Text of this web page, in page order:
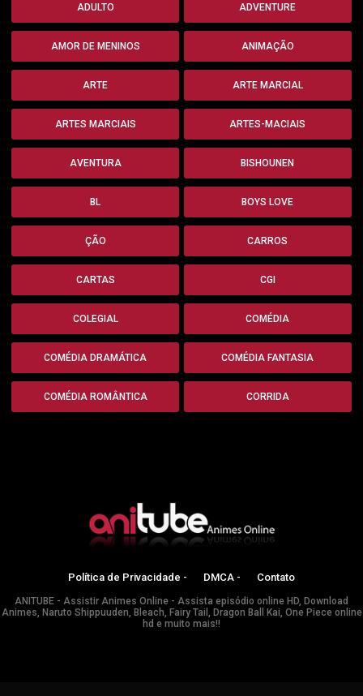
ADULTO ADVENTURE
AMOR DE MENINOS ANIMAÇÃO
ARTE ARTE MARCIAL
ARTES MARCIAIS ARTES-MACIAIS
AVENTURA BISHOUNEN
BL BOYS LOVE
ÇÃO CARROS
CARTAS CGI
COLEGIAL COMÉDIA
COMÉDIA DRAMÁTICA COMÉDIA FANTASIA
COMÉDIA ROMÂNTICA CORRIDA
Política de Privacidade - DMCA - Contato
ANITUBE - Assistir Animes Online - Assista episódio online HD, Download
Animes, Naruto Shippuuden, Bleach, Fairy Tail, Dragon Ball Kai, One Piece online
hd e muito mais!!